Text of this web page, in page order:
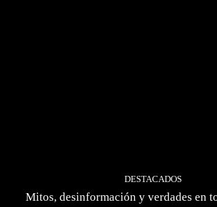
DESTACADOS
Mitos, desinformación y verdades en